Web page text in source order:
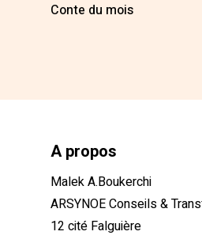
Conte du mois
A propos
Malek A.Boukerchi
ARSYNOE Conseils &
12 cité Falguière